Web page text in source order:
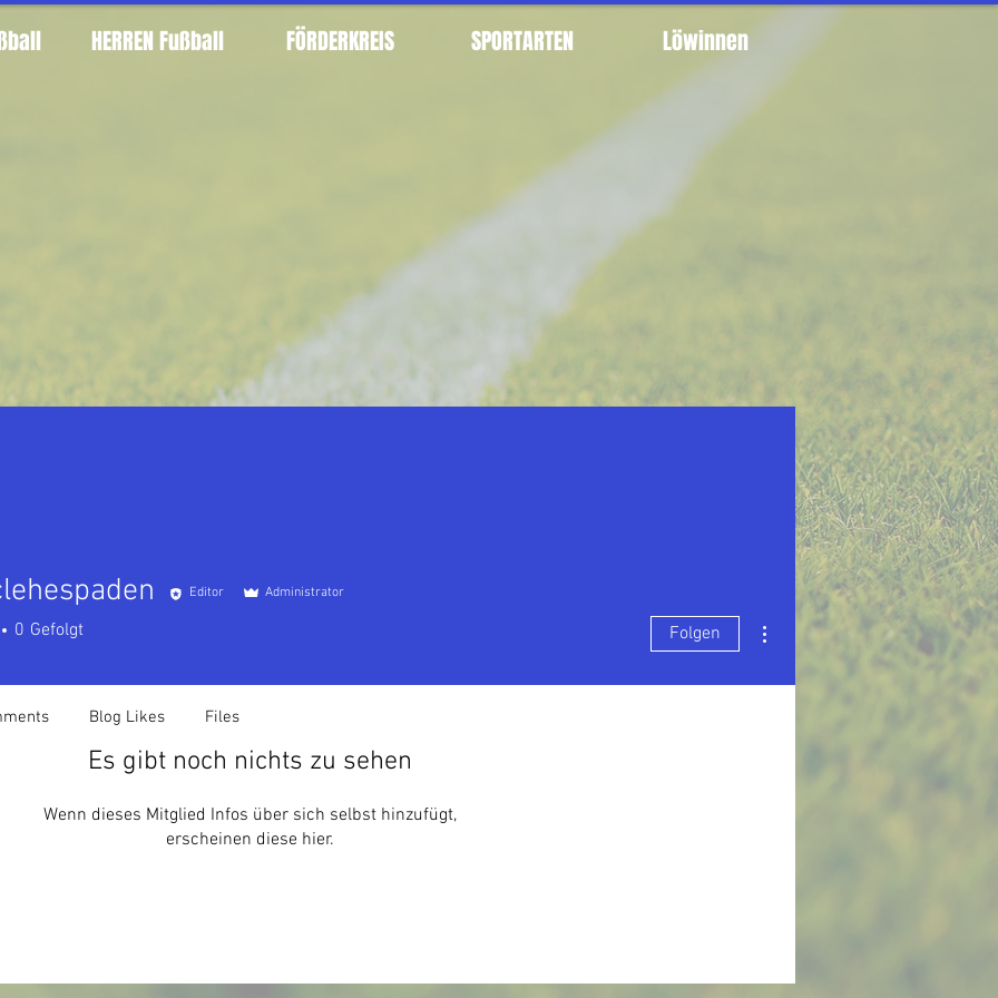
HERREN Fußball FÖRDERKREIS SPORTARTEN Löwinnen
Es gibt noch nichts zu sehen
Wenn dieses Mitglied Infos über sich selbst hinzufügt,
erscheinen diese hier.
Editor Administrator
0 Gefolgt Folgen
Weitere Optionen
Blog Likes Files